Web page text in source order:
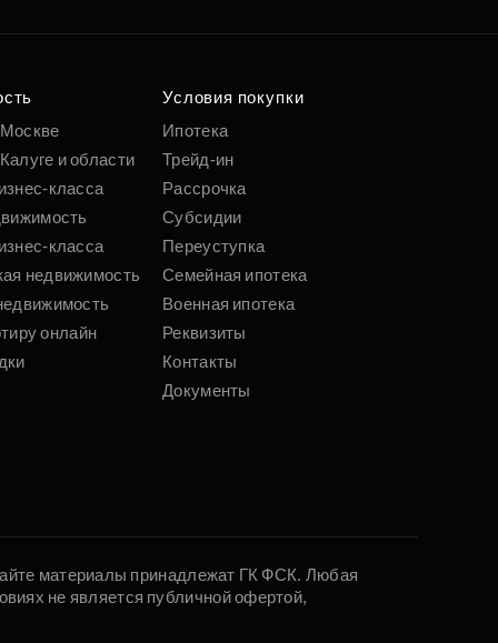
и области
класса
класса
недвижимость
онлайн
Условия покупки
Ипотека
Трейд-ин
Рассрочка
Субсидии
Переуступка
Семейная ипотека
Военная ипотека
Реквизиты
Контакты
Документы
материалы принадлежат ГК ФСК. Любая
не является публичной офертой,